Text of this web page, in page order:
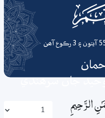
جان سرھندي
الرَّحِيمِ